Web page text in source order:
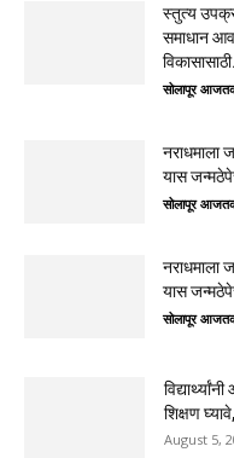
स्तुत्य
समाधान
सोलापूर
नराधमाला
यास
सोलापूर
नराधमाला
यास
सोलापूर
शिक्षण
August 5,